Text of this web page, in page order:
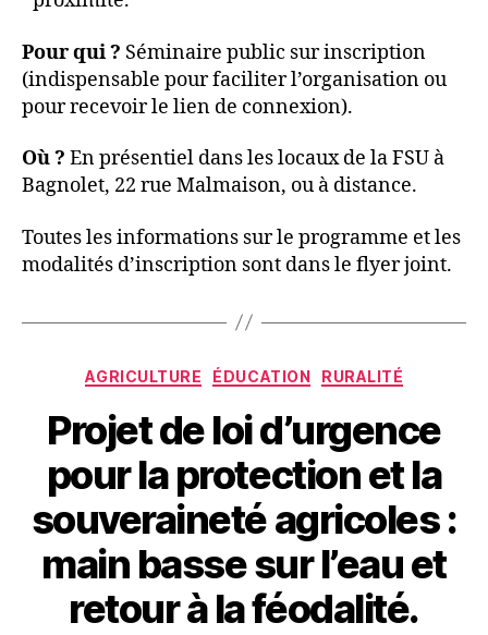
Pour qui ? Séminaire public sur inscription
(indispensable pour faciliter l’organisation ou
pour recevoir le lien de connexion).
Où ? En présentiel dans les locaux de la FSU à
Bagnolet, 22 rue Malmaison, ou à distance.
Toutes les informations sur le programme et les
modalités d’inscription sont dans le flyer joint.
Catégories
AGRICULTURE ÉDUCATION RURALITÉ
Projet de loi d’urgence
pour la protection et la
souveraineté agricoles :
main basse sur l’eau et
retour à la féodalité.